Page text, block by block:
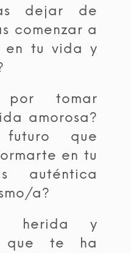
dejar de
comenzar a
en tu vida y
tomar
amorosa?
que
en tu
auténtica
a?
herida y
que te ha